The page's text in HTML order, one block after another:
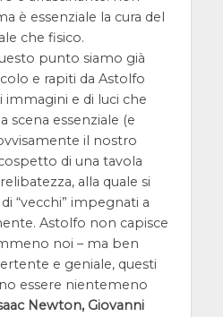
è essenziale la cura del
che fisico.
punto siamo già
e rapiti da Astolfo
immagini e di luci che
scena essenziale (e
il nostro
di una tavola
alla quale si
“vecchi” impegnati a
Astolfo non capisce
noi – ma ben
e geniale, questi
essere nientemeno
Newton, Giovanni